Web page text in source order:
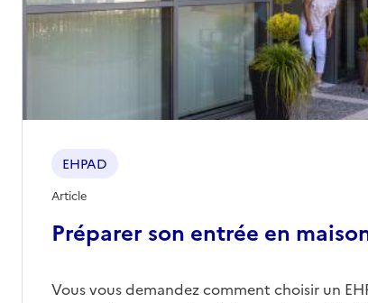
Préparer son entrée en
EHPAD
Article
Vous vous demandez comment choisir un